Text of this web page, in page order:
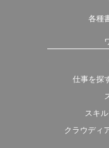
各種
仕事を探
スキ
クラウディ